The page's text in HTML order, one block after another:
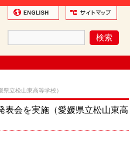
立松山東高等学校）
表会を実施（愛媛県立松山東高